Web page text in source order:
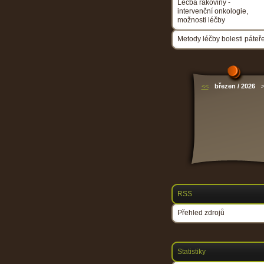
Léčba rakoviny -
intervenční onkologie,
možnosti léčby
Metody léčby bolesti
<< březen / 2026
RSS
Přehled zdrojů
Statistiky